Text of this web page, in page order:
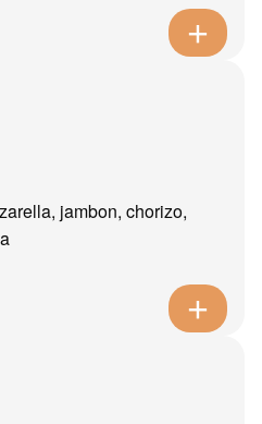
jambon, chorizo,